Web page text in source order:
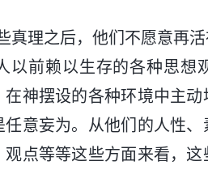
理之后，他们不愿意再
以前赖以生存的各种思想
神摆设的各种环境中主
意妄为。从他们的人性
点等等这些方面来看，这